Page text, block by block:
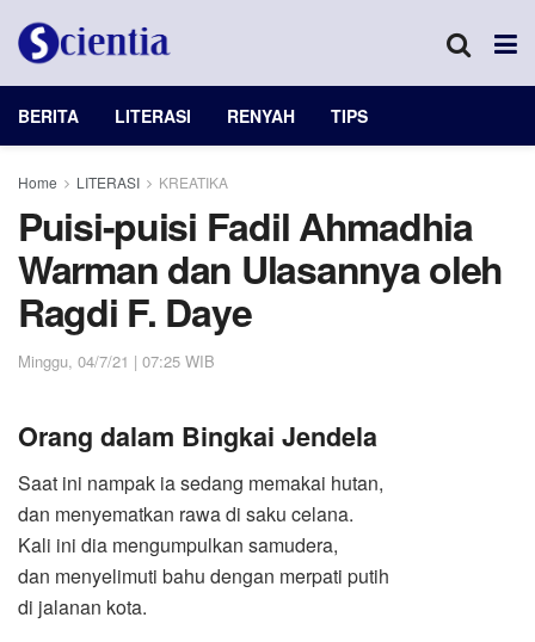
BERITA LITERASI RENYAH TIPS
Home LITERASI KREATIKA
Puisi-puisi Fadil Ahmadhia
Warman dan Ulasannya oleh
Ragdi F. Daye
Minggu, 04/7/21 | 07:25 WIB
Orang dalam Bingkai Jendela
Saat ini nampak ia sedang memakai hutan,
dan menyematkan rawa di saku celana.
Kali ini dia mengumpulkan samudera,
dan menyelimuti bahu dengan merpati putih
di jalanan kota.